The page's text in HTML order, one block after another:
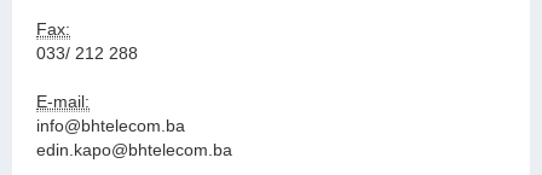
Fax:
033/ 212 288
E-mail:
info@bhtelecom.ba
edin.kapo@bhtelecom.ba